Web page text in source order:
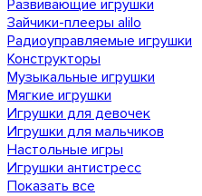
Развивающие игрушки
Зайчики-плееры alilo
Радиоуправляемые игрушки
Конструкторы
Музыкальные игрушки
Мягкие игрушки
Игрушки для девочек
Игрушки для мальчиков
Настольные игры
Игрушки антистресс
Показать все